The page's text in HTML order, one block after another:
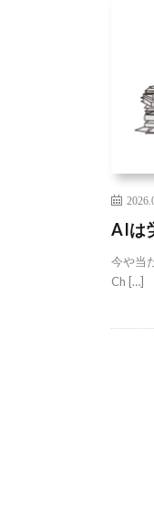
AIは
今や当
Ch […]